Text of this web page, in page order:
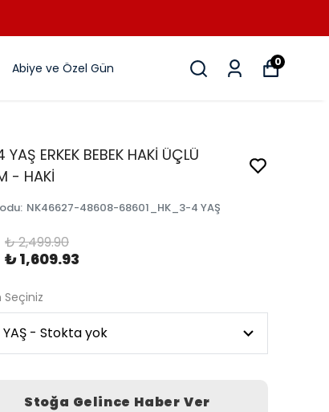
Abiye ve Özel Gün 0
ERKEK BEBEK HAKİ ÜÇLÜ
- HAKİ
: NK46627-48608-68601_HK_3-4 YAŞ
₺ 2,499.90
₺ 1,609.93
Seçiniz
Stoğa Gelince Haber Ver